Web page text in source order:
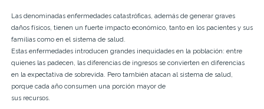
Las denominadas enfermedades catastróficas, además de generar graves
daños físicos, tienen un fuerte impacto económico, tanto en los pacientes y sus
familias como en el sistema de salud.
Estas enfermedades introducen grandes inequidades en la población: entre
quienes las padecen, las diferencias de ingresos se convierten en diferencias
en la expectativa de sobrevida. Pero también atacan al sistema de salud,
porque cada año consumen una porción mayor de
sus recursos.